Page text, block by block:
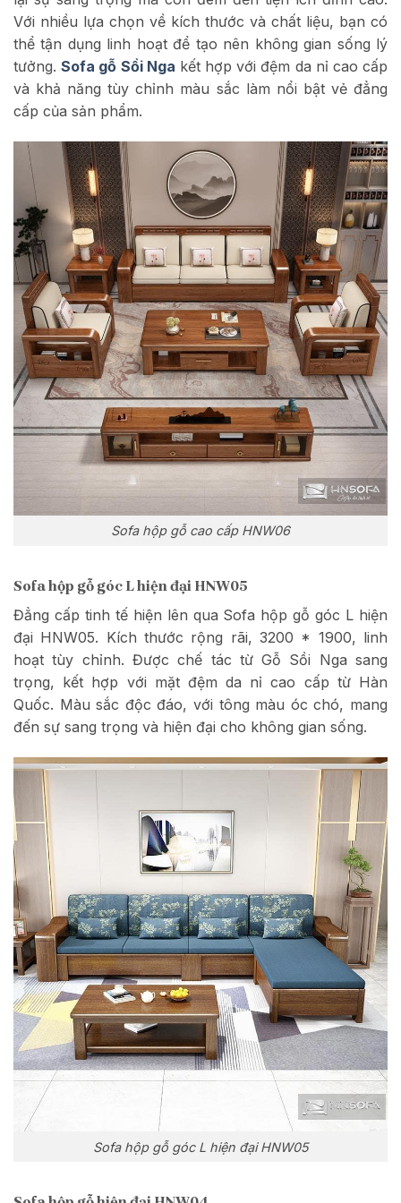
Với nhiều lựa chọn về kích thước và chất liệu, bạn có
thể tận dụng linh hoạt để tạo nên không gian sống lý
tưởng.Sofa gỗ Sồi Nga kết hợp với đệm da nỉ cao cấp
và khả năng tùy chỉnh màu sắc làm nổi bật vẻ đẳng
cấp của sản phẩm.
Sofa hộp gỗ cao cấp HNW06
Sofa hộp gỗ góc L hiện đại HNW05
Đẳng cấp tinh tế hiện lên qua Sofa hộp gỗ góc L hiện
đại HNW05. Kích thước rộng rãi, 3200 * 1900, linh
hoạt tùy chỉnh. Được chế tác từ Gỗ Sồi Nga sang
trọng, kết hợp với mặt đệm da nỉ cao cấp từ Hàn
Quốc. Màu sắc độc đáo, với tông màu óc chó, mang
đến sự sang trọng và hiện đại cho không gian sống.
Sofa hộp gỗ góc L hiện đại HNW05